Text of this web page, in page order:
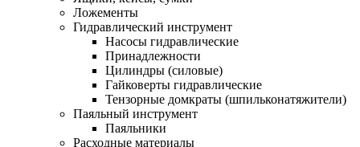
Ложементы
Гидравлический инструмент
Насосы гидравлические
Принадлежности
Цилиндры (силовые)
Гайковерты гидравлические
Тензорные домкраты (шпильконатяжители)
Паяльный инструмент
Паяльники
Расходные материалы